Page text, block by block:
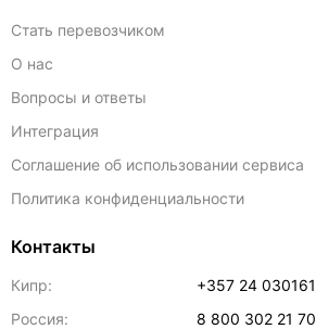
Стать перевозчиком
О нас
Вопросы и ответы
Интеграция
Соглашение об использовании сервиса
Политика конфиденциальности
Контакты
Кипр:
+357 24 030161
Россия:
8 800 302 21 70